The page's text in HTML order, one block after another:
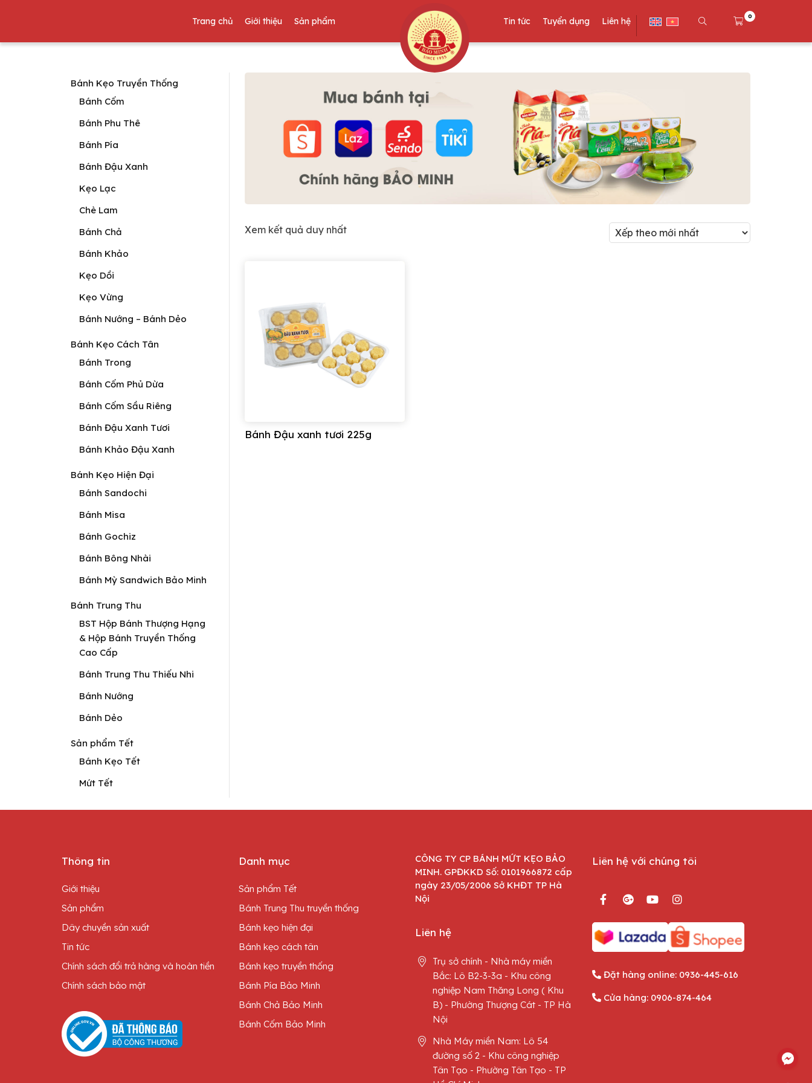
Trang chủ Giới thiệu Sản phẩm Tin tức Tuyển dụng Liên hệ 0
Bánh Kẹo Truyền Thống
Bánh Cốm
Bánh Phu Thê
Bánh Pía
Bánh Đậu Xanh
Kẹo Lạc
Chè Lam
Bánh Chả
Bánh Khảo
Kẹo Dồi
Kẹo Vừng
Bánh Nướng – Bánh Dẻo
Bánh Kẹo Cách Tân
Bánh Trong
Bánh Cốm Phủ Dừa
Bánh Cốm Sầu Riêng
Bánh Đậu Xanh Tươi
Bánh Khảo Đậu Xanh
Bánh Kẹo Hiện Đại
Bánh Sandochi
Bánh Misa
Bánh Gochiz
Bánh Bông Nhài
Bánh Mỳ Sandwich Bảo Minh
Bánh Trung Thu
BST Hộp Bánh Thượng Hạng
& Hộp Bánh Truyền Thống
Cao Cấp
Bánh Trung Thu Thiếu Nhi
Bánh Nướng
Bánh Dẻo
Sản phẩm Tết
Bánh Kẹo Tết
Mứt Tết
Xem kết quả duy nhất
Bánh Đậu xanh tươi 225g
Thông tin
Giới thiệu
Sản phẩm
Dây chuyền sản xuất
Tin tức
Chính sách đổi trả hàng và hoàn tiền
Chính sách bảo mật
Danh mục
Sản phẩm Tết
Bánh Trung Thu truyền thống
Bánh kẹo hiện đại
Bánh kẹo cách tân
Bánh kẹo truyền thống
Bánh Pía Bảo Minh
Bánh Chả Bảo Minh
Bánh Cốm Bảo Minh
CÔNG TY CP BÁNH MỨT KẸO BẢO
MINH. GPĐKKD Số: 0101966872 cấp
ngày 23/05/2006 Sở KHĐT TP Hà
Nội
Liên hệ
Trụ sở chính - Nhà máy miền
Bắc: Lô B2-3-3a - Khu công
nghiệp Nam Thăng Long ( Khu
B) - Phường Thượng Cát - TP Hà
Nội
Nhà Máy miền Nam: Lô 54
đường số 2 - Khu công nghiệp
Tân Tạo - Phường Tân Tạo - TP
Liên hệ với chúng tôi
Đặt hàng online: 0936-445-616
Cửa hàng: 0906-874-464